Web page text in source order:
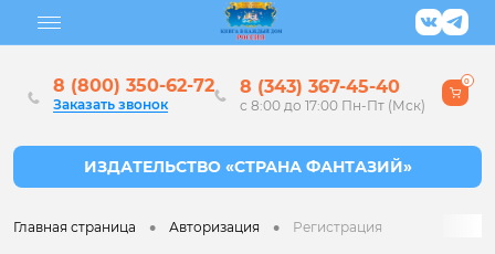
8 (800) 350-62-72
Заказать звонок
8 (343) 367-45-40
с 8:00 до 17:00 Пн-Пт (Мск)
0
Главная страница • Авторизация • Регистрация